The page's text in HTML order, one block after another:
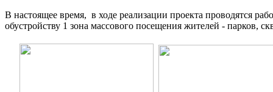
В настоящее время, в ходе реализации проекта проводятся
обустройству 1 зона массового посещения жителей - парков,